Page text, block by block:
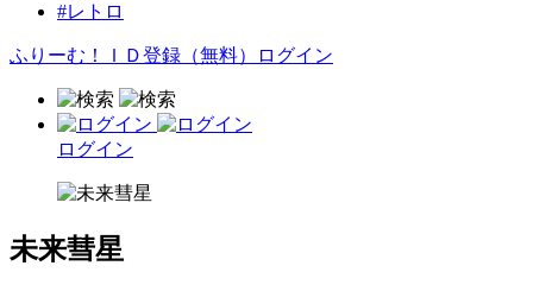
#レトロ
ふりーむ！ＩＤ登録（無料） ログイン
ログイン
未来彗星